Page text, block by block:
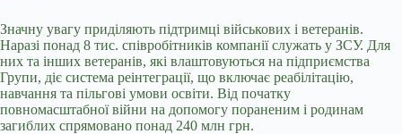
Значну увагу приділяють підтримці військових і ветеранів.
Наразі понад 8 тис. співробітників компанії служать у ЗСУ. Для
них та інших ветеранів, які влаштовуються на підприємства
Групи, діє система реінтеграції, що включає реабілітацію,
навчання та пільгові умови освіти. Від початку
повномасштабної війни на допомогу пораненим і родинам
загиблих спрямовано понад 240 млн грн.